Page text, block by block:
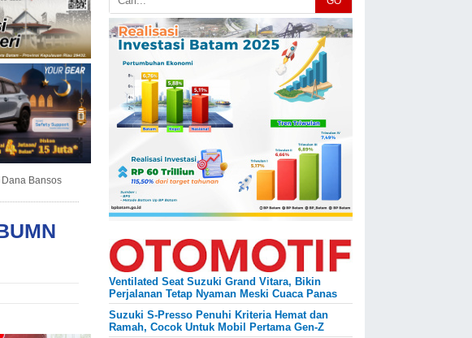
Bansos
Ventilated Seat Suzuki Grand Vitara, Bikin
Perjalanan Tetap Nyaman Meski Cuaca Panas
Suzuki S-Presso Penuhi Kriteria Hemat dan
Ramah, Cocok Untuk Mobil Pertama Gen-Z